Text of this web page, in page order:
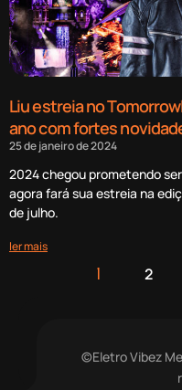
Liu estreia no
ano com fortes
25 de janeiro de 2024
2024 chegou prometendo
agora fará sua estreia na
de julho.
ler mais
1 2
©Eletro Vibez